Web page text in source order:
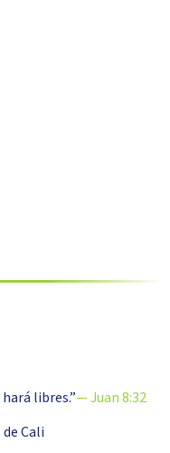
libres.”— Juan 8:32
Cali